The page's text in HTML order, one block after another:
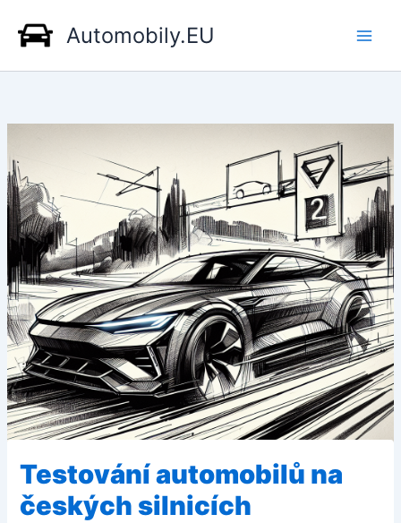
obsah
Automobily.EU
Testování automobilů na
českých silnicích